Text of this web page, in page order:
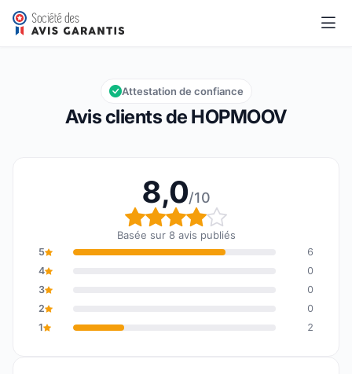
HOPMOOV
Note globale : 8,0 sur 10
8,0/10
Avis clients de HOPMOOV
Attestation de confiance
8,0/10
Note globale : 8,0 sur
Basée sur 8 avis publiés
5
6
4
0
3
0
2
0
1
2